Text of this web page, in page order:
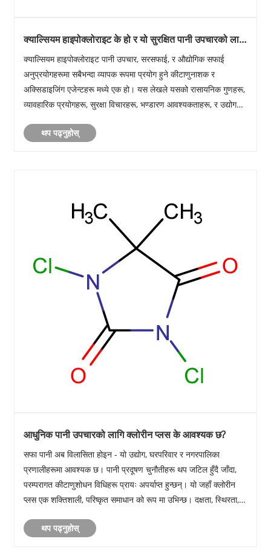
क्याल्सियम हाइपोक्लोराइट के हो र यो सुरक्षित पानी उपचारको लागि
किन महत्त्वपूर्ण छ?
क्याल्सियम हाइपोक्लोराइट पानी उपचार, सरसफाई, र औद्योगिक सफाई
अनुप्रयोगहरूमा सबैभन्दा व्यापक रूपमा प्रयोग हुने कीटाणुनाशक र
अक्सिडाइजिंग एजेन्टहरू मध्ये एक हो। यस लेखले यसको रासायनिक गुणहरू,
व्यावहारिक प्रयोगहरू, सुरक्षा विचारहरू, भण्डारण आवश्यकताहरू, र उद्योग
थप पढ्नुहोस्
आधुनिक पानी उपचारको लागि क्लोरीन प्लस के आवश्यक छ?
सफा पानी अब विलासिता होइन - यो उद्योग, घरपरिवार र नगरपालिका
प्रणालीहरूमा आवश्यक छ। पानी प्रदूषण चुनौतीहरू थप जटिल हुँदै जाँदा,
परम्परागत कीटाणुशोधन विधिहरू प्रायः अपर्याप्त हुन्छन्। यो जहाँ क्लोरीन
प्लस एक शक्तिशाली, परिष्कृत समाधान को रूप मा उभिन्छ। दक्षता, स्थिरता, र
थप पढ्नुहोस्